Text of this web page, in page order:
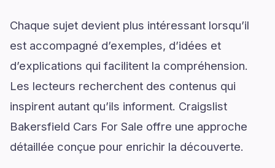
Chaque sujet devient plus intéressant lorsqu’il
est accompagné d’exemples, d’idées et
d’explications qui facilitent la compréhension.
Les lecteurs recherchent des contenus qui
inspirent autant qu’ils informent. Craigslist
Bakersfield Cars For Sale offre une approche
détaillée conçue pour enrichir la découverte.